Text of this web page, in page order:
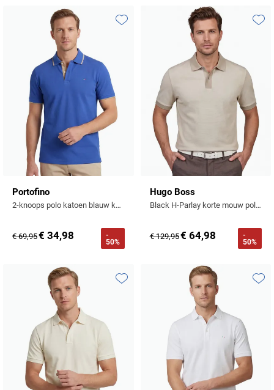
Profuomo
Seidensticker
State of Art
Tommy Hilfiger
Vanguard
Replay
Reset
Roy Robson
Schiesser
Seidensticker
Slater
State of Art
Tenson
Tommy Hilfiger
Tramarossa
UBR
Vanguard
William Lockie
Portofino
2-knoops polo katoen blauw korte mouw
€ 69,95€ 34,98
-
50%
Toevoegen aan favorieten
Hugo Boss
Black H-Parlay korte mouw polo beige
€ 129,95€ 64,98
-
50%
Toevoegen aan favorieten